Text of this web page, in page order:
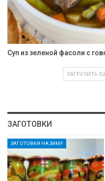
Суп из зеленой фасоли с
ЗАГРУЗИТЬ
ЗАГОТОВКИ
ЗАГОТОВКИ НА ЗИМУ